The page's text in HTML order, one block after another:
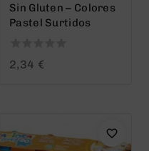
Sin Gluten – Colores
Pastel Surtidos
0
2,34 €